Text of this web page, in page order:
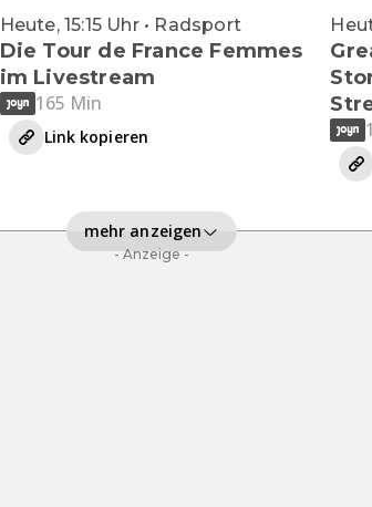
Heute, 15:15 Uhr • Radsport
Die Tour de France Femmes
im Livestream
165 Min
Link kopieren
mehr anzeigen
- Anzeige -